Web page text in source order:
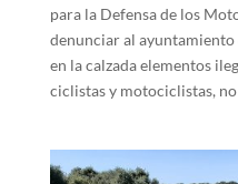
para la Defensa de los
denunciar al ayuntamiento
en la calzada elementos
ciclistas y motociclistas,